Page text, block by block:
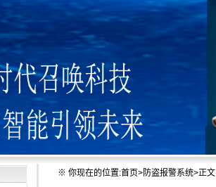
※ 你现在的位置:首页>防盗报警系统>正文